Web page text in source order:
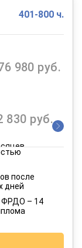
401-800 ч.
980 руб.
830 руб.
после
дней
ФРДО – 14